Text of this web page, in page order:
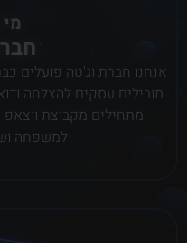
מובילים עסקים להצלחה
מתחילים מקבוצת
למשפחה